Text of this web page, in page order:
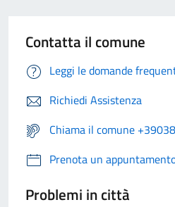
Contatta il comune
Leggi le domande
Richiedi Assistenza
Chiama il comune
Prenota un
Problemi in città